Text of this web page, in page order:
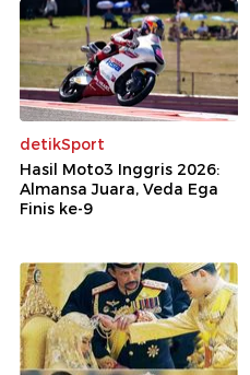
detikSport
Hasil Moto3 Inggris 2026:
Almansa Juara, Veda Ega
Finis ke-9